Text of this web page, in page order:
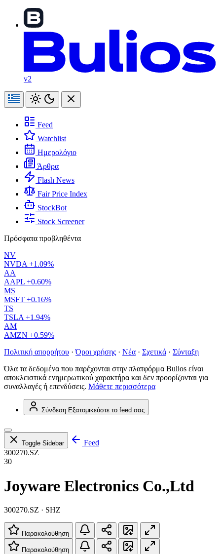
v2
Feed
Watchlist
Ημερολόγιο
Άρθρα
Flash News
Fair Price Index
StockBot
Stock Screener
Πρόσφατα προβληθέντα
NV
NVDA +1.09%
AA
AAPL +0.60%
MS
MSFT +0.16%
TS
TSLA +1.94%
AM
AMZN +0.59%
Πολιτική απορρήτου · Όροι χρήσης · Νέα · Σχετικά · Σύνταξη
Όλα τα δεδομένα που παρέχονται στην πλατφόρμα Bulios είναι
αποκλειστικά ενημερωτικού χαρακτήρα και δεν προορίζονται για
συναλλαγές ή επενδύσεις. Μάθετε περισσότερα
Σύνδεση Εξατομικεύστε το feed σας
Toggle Sidebar
Feed
300270.SZ
30
Joyware Electronics Co.,Ltd
300270.SZ · SHZ
Παρακολούθηση
Παρακολούθηση